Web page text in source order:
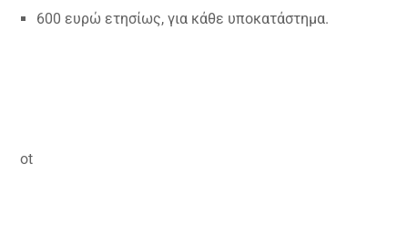
600 ευρώ ετησίως, για κάθε υποκατάστημα.
ot